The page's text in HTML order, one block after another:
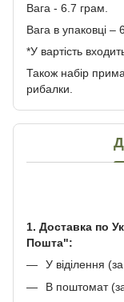
Вага - 6.7 грам.
Вага в упаковці –
*У вартість
Також набір
рибалки.
1. Доставка по
Пошта":
У віділення
В поштомат